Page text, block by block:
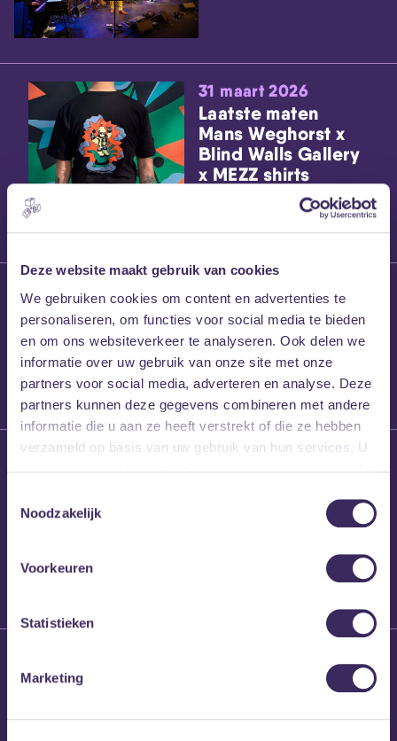
Deze website maakt gebruik van cookies
We gebruiken cookies om content en advertenties te
personaliseren, om functies voor social media te bieden
en om ons websiteverkeer te analyseren. Ook delen we
informatie over uw gebruik van onze site met onze
partners voor social media, adverteren en analyse. Deze
partners kunnen deze gegevens combineren met andere
informatie die u aan ze heeft verstrekt of die ze hebben
verzameld op basis van uw gebruik van hun services. U
Noodzakelijk
Voorkeuren
Statistieken
Marketing
31 maart 2026
Laatste maten
Mans Weghorst x
Blind Walls Gallery
x MEZZ shirts
27 maart 2026
Willem’s Blog:
Frans Kalf
26 maart 2026
Brennt Vanneste